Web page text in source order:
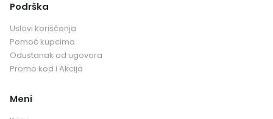
Podrška
Uslovi korišćenja
Pomoć kupcima
Odustanak od ugovora
Promo kod i Akcija
Meni